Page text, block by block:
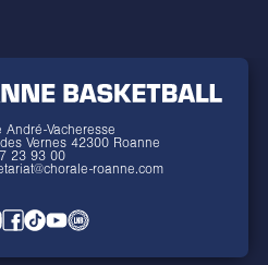
André-Vacheresse
Vernes 42300 Roanne
23 93 00
roanne.com